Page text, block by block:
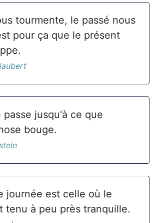
tourmente, le passé nous
pour ça que le présent
passe jusqu'à ce que
bouge.
journée est celle où le
tenu à peu près tranquille.